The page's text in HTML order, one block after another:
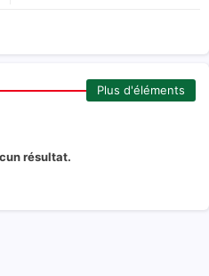
Plus d'éléments
résultat.